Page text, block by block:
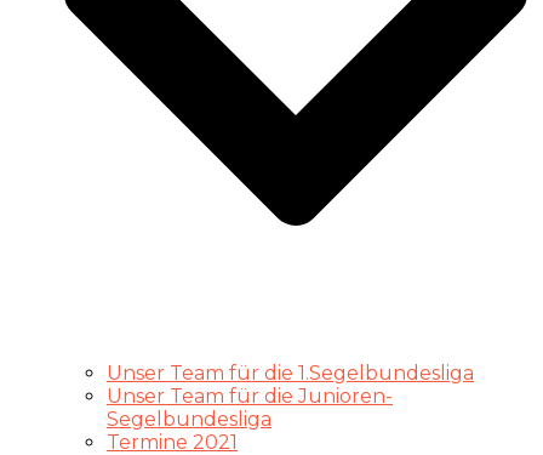
Unser Team für die 1.Segelbundesliga
Unser Team für die Junioren-
Segelbundesliga
Termine 2021